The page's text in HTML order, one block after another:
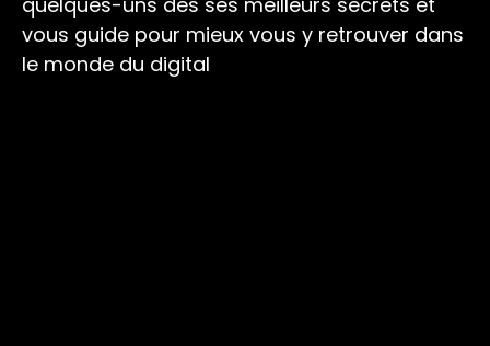
vous guide pour mieux vous y retrouver dans
le monde du digital